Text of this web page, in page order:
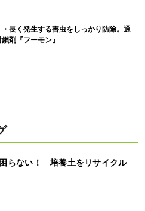
長く発生する害虫をしっかり防除。通
剤『フーモン』
らない！ 培養土をリサイクル